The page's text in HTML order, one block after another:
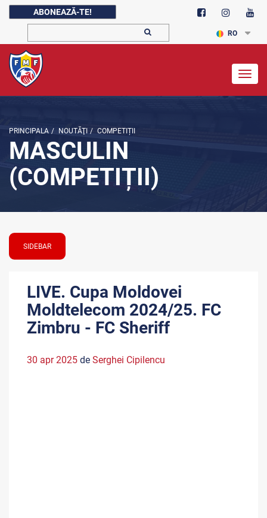
ABONEAZĂ-TE!
RO
PRINCIPALA / NOUTĂŢI / COMPETIȚII
MASCULIN
(COMPETIȚII)
SIDEBAR
LIVE. Cupa Moldovei
Moldtelecom 2024/25. FC
Zimbru - FC Sheriff
30 apr 2025 de Serghei Cipilencu